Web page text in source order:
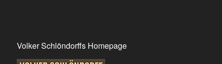
Volker Schlöndorffs Homepage